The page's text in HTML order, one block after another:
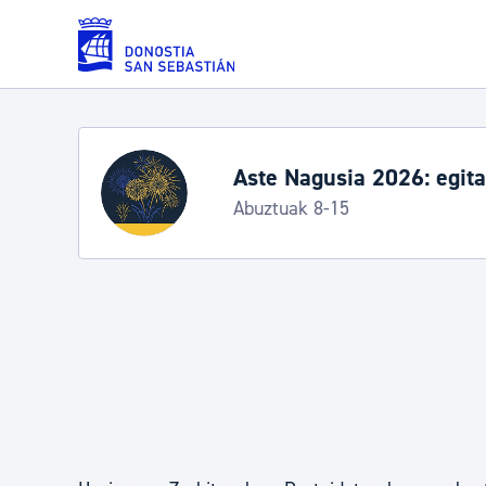
Eduki nagusira joan
Zerbitzuak
Errolda eta gai pertsonalak
Aste Nagusia 2026:
Abuztuak 8-15